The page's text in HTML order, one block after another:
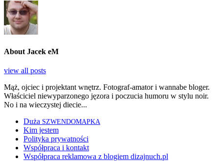
About Jacek eM
view all posts
Mąż, ojciec i projektant wnętrz. Fotograf-amator i wannabe bloger.
Właściciel niewyparzonego jęzora i poczucia humoru w stylu noir.
No i na wieczystej diecie...
Duża SZWENDOMAPKA
Kim jestem
Polityka prywatności
Współpraca i kontakt
Współpraca reklamowa z blogiem dizajnuch.pl